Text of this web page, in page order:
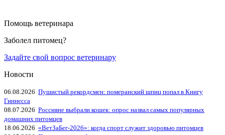
Помощь ветеринара
Заболел питомец?
Задайте свой вопрос ветеринару
Новости
06.08.2026 Пушистый рекордсмен: померанский шпиц попал в Книгу
Гиннесса
08.07.2026 Россияне выбрали кошек: опрос назвал самых популярных
домашних питомцев
18.06.2026 «ВетЗаБег‑2026»: когда спорт служит здоровью питомцев